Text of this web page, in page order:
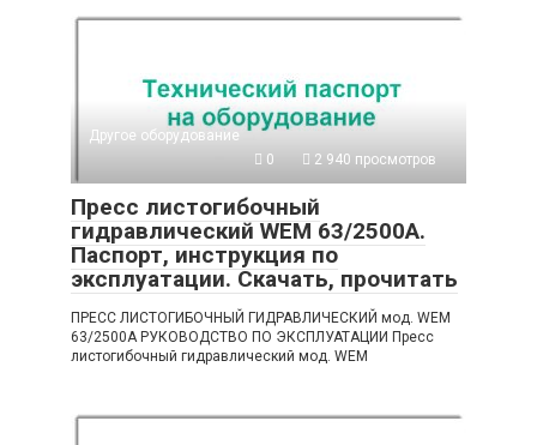
Другое оборудование
0
2 940 просмотров
Пресс листогибочный
гидравлический WEM 63/2500А.
Паспорт, инструкция по
эксплуатации. Скачать, прочитать
ПРЕСС ЛИСТОГИБОЧНЫЙ ГИДРАВЛИЧЕСКИЙ мод. WEM
63/2500А РУКОВОДСТВО ПО ЭКСПЛУАТАЦИИ Пресс
листогибочный гидравлический мод. WEM